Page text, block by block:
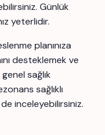
Günlük
yeterlidir.
planınıza
desteklemek ve
sağlık
sağlıklı
inceleyebilirsiniz.